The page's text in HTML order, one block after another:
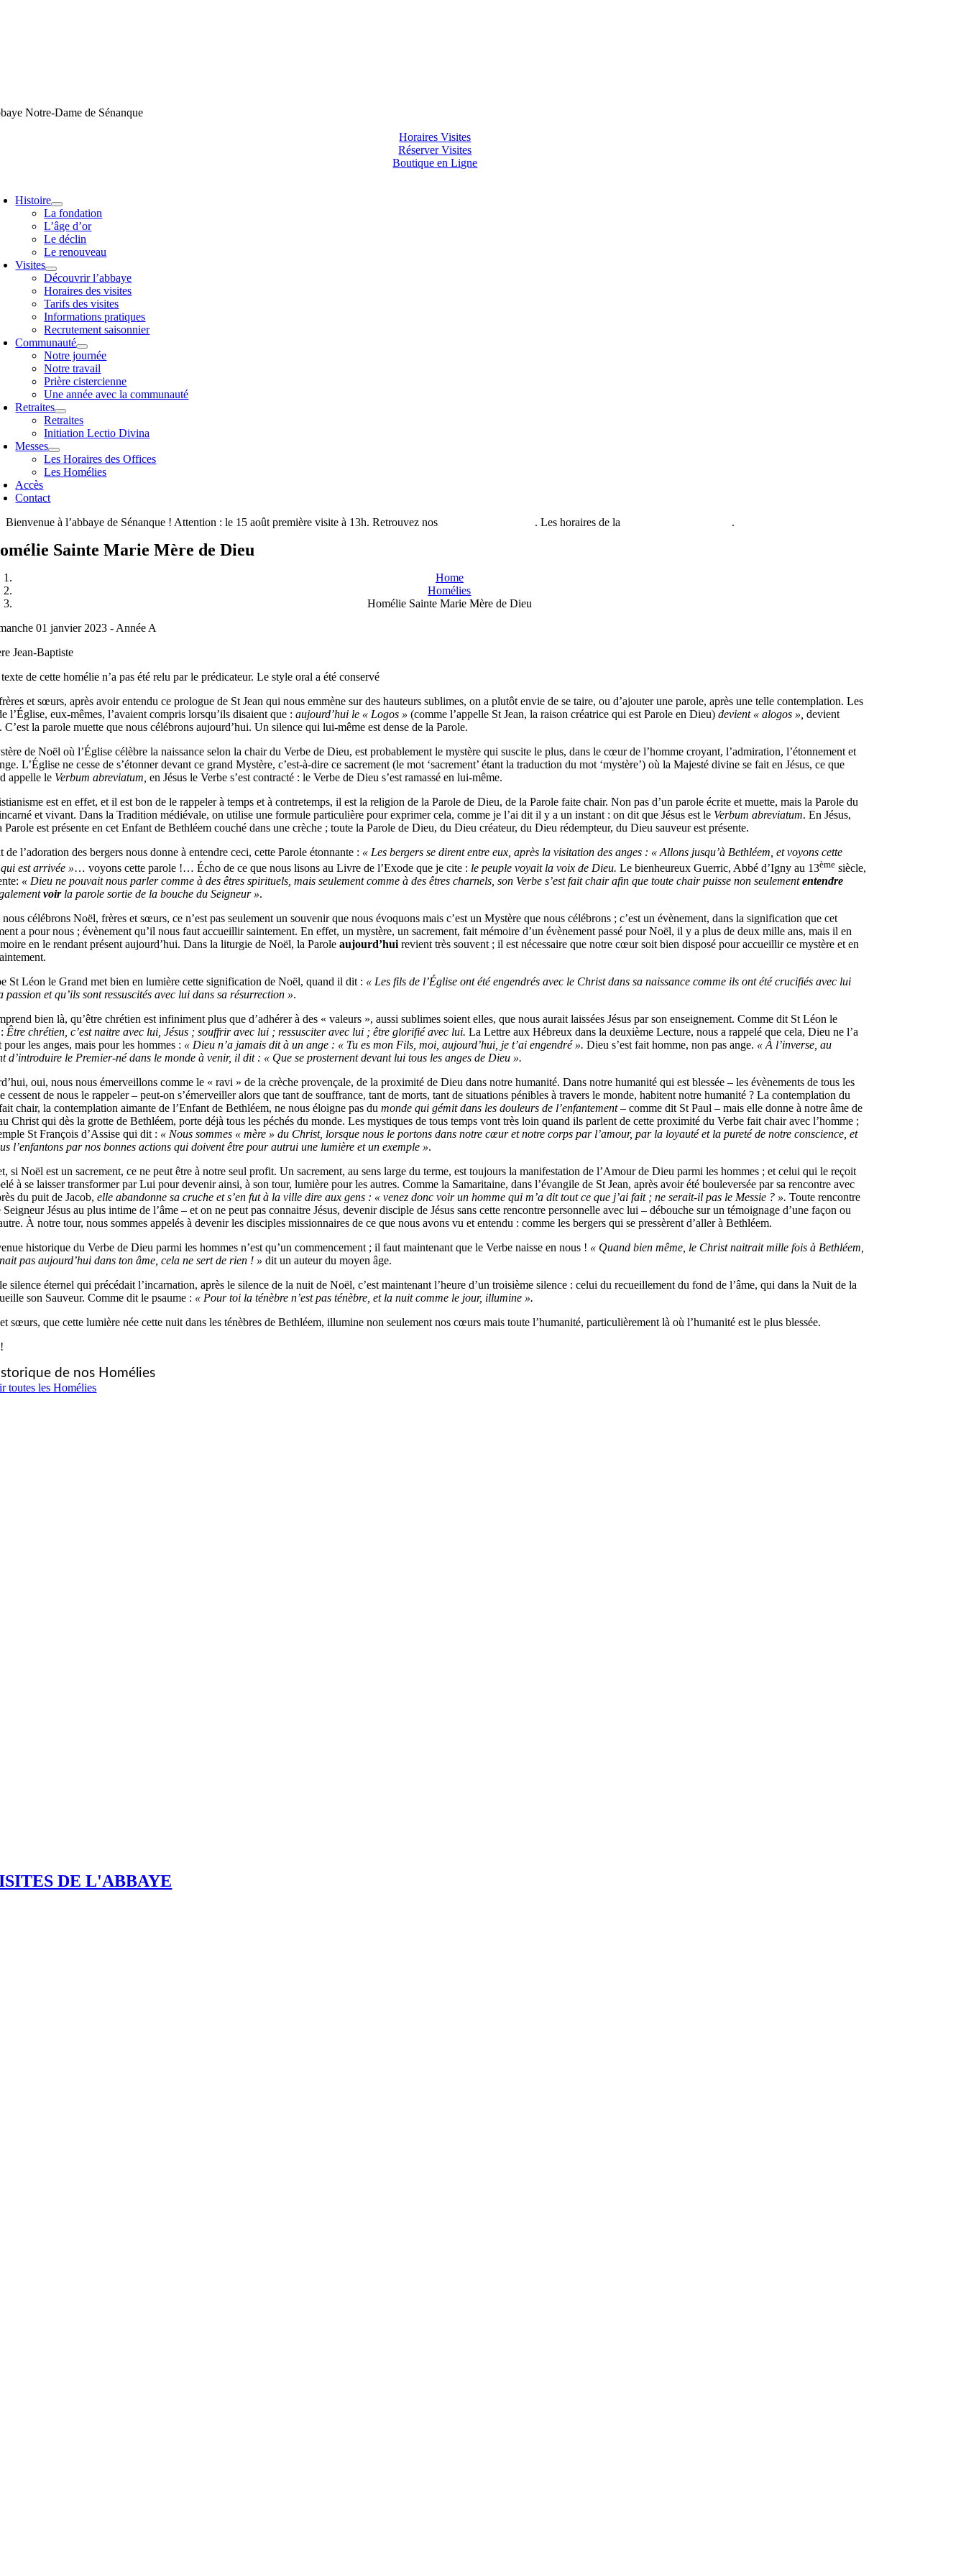
Notre-Dame de Sénanque
Horaires Visites
Réserver Visites
Boutique en Ligne
Histoire
La fondation
L’âge d’or
Le déclin
Le renouveau
Visites
Découvrir l’abbaye
Horaires des visites
Tarifs des visites
Informations pratiques
Recrutement saisonnier
Communauté
Notre journée
Notre travail
Prière cistercienne
Une année avec la communauté
Retraites
Retraites
Initiation Lectio Divina
Messes
Les Horaires des Offices
Les Homélies
Accès
Contact
Bienvenue à l’abbaye de Sénanque ! Attention : le 15 août première visite à 13h. Retrouvez nos
. Les horaires de la .
Sainte Marie Mère de Dieu
Home
Homélies
Homélie Sainte Marie Mère de Dieu
01 janvier 2023 - Année A
Jean-Baptiste
de cette homélie n’a pas été relu par le prédicateur. Le style oral a été conservé
et sœurs, après avoir entendu ce prologue de St Jean qui nous emmène sur des hauteurs sublimes, on a plutôt envie de se taire, ou d’ajouter une parole, après une telle contemplation. Les
l’Église, eux-mêmes, l’avaient compris lorsqu’ils disaient que : aujourd’hui le « Logos » (comme l’appelle St Jean, la raison créatrice qui est Parole en Dieu) devient « alogos », devient
C’est la parole muette que nous célébrons aujourd’hui. Un silence qui lui-même est dense de la Parole.
de Noël où l’Église célèbre la naissance selon la chair du Verbe de Dieu, est probablement le mystère qui suscite le plus, dans le cœur de l’homme croyant, l’admiration, l’étonnement et
L’Église ne cesse de s’étonner devant ce grand Mystère, c’est-à-dire ce sacrement (le mot ‘sacrement’ étant la traduction du mot ‘mystère’) où la Majesté divine se fait en Jésus, ce que
appelle le Verbum abreviatum, en Jésus le Verbe s’est contracté : le Verbe de Dieu s’est ramassé en lui-même.
est en effet, et il est bon de le rappeler à temps et à contretemps, il est la religion de la Parole de Dieu, de la Parole faite chair. Non pas d’un parole écrite et muette, mais la Parole du
et vivant. Dans la Tradition médiévale, on utilise une formule particulière pour exprimer cela, comme je l’ai dit il y a un instant : on dit que Jésus est le Verbum abreviatum. En Jésus,
Parole est présente en cet Enfant de Bethléem couché dans une crèche ; toute la Parole de Dieu, du Dieu créateur, du Dieu rédempteur, du Dieu sauveur est présente.
de l’adoration des bergers nous donne à entendre ceci, cette Parole étonnante : « Les bergers se dirent entre eux, après la visitation des anges : « Allons jusqu’à Bethléem, et voyons cette
est arrivée »… voyons cette parole !… Écho de ce que nous lisons au Livre de l’Exode que je cite : le peuple voyait la voix de Dieu. Le bienheureux Guerric, Abbé d’Igny au 13èmesiècle,
« Dieu ne pouvait nous parler comme à des êtres spirituels, mais seulement comme à des êtres charnels, son Verbe s’est fait chair afin que toute chair puisse non seulemententendre
voirla parole sortie de la bouche du Seigneur ».
célébrons Noël, frères et sœurs, ce n’est pas seulement un souvenir que nous évoquons mais c’est un Mystère que nous célébrons ; c’est un évènement, dans la signification que cet
a pour nous ; évènement qu’il nous faut accueillir saintement. En effet, un mystère, un sacrement, fait mémoire d’un évènement passé pour Noël, il y a plus de deux mille ans, mais il en
en le rendant présent aujourd’hui. Dans la liturgie de Noël, la Parole aujourd’huirevient très souvent ; il est nécessaire que notre cœur soit bien disposé pour accueillir ce mystère et en
St Léon le Grand met bien en lumière cette signification de Noël, quand il dit : « Les fils de l’Église ont été engendrés avec le Christ dans sa naissance comme ils ont été crucifiés avec lui
passion et qu’ils sont ressuscités avec lui dans sa résurrection ».
bien là, qu’être chrétien est infiniment plus que d’adhérer à des « valeurs », aussi sublimes soient elles, que nous aurait laissées Jésus par son enseignement. Comme dit St Léon le
Être chrétien, c’est naitre avec lui, Jésus ; souffrir avec lui ; ressusciter avec lui ; être glorifié avec lui. La Lettre aux Hébreux dans la deuxième Lecture, nous a rappelé que cela, Dieu ne l’a
pour les anges, mais pour les hommes : « Dieu n’a jamais dit à un ange : « Tu es mon Fils, moi, aujourd’hui, je t’ai engendré ». Dieu s’est fait homme, non pas ange. « À l’inverse, au
d’introduire le Premier-né dans le monde à venir, il dit : « Que se prosternent devant lui tous les anges de Dieu ».
oui, nous nous émerveillons comme le « ravi » de la crèche provençale, de la proximité de Dieu dans notre humanité. Dans notre humanité qui est blessée – les évènements de tous les
cessent de nous le rappeler – peut-on s’émerveiller alors que tant de souffrance, tant de morts, tant de situations pénibles à travers le monde, habitent notre humanité ? La contemplation du
chair, la contemplation aimante de l’Enfant de Bethléem, ne nous éloigne pas du monde qui gémit dans les douleurs de l’enfantement –comme dit St Paul – mais elle donne à notre âme de
Christ qui dès la grotte de Bethléem, porte déjà tous les péchés du monde. Les mystiques de tous temps vont très loin quand ils parlent de cette proximité du Verbe fait chair avec l’homme ;
St François d’Assise qui dit : « Nous sommes « mère » du Christ, lorsque nous le portons dans notre cœur et notre corps par l’amour, par la loyauté et la pureté de notre conscience, et
l’enfantons par nos bonnes actions qui doivent être pour autrui une lumière et un exemple ».
si Noël est un sacrement, ce ne peut être à notre seul profit. Un sacrement, au sens large du terme, est toujours la manifestation de l’Amour de Dieu parmi les hommes ; et celui qui le reçoit
à se laisser transformer par Lui pour devenir ainsi, à son tour, lumière pour les autres. Comme la Samaritaine, dans l’évangile de St Jean, après avoir été bouleversée par sa rencontre avec
du puit de Jacob, elle abandonne sa cruche et s’en fut à la ville dire aux gens : « venez donc voir un homme qui m’a dit tout ce que j’ai fait ; ne serait-il pas le Messie ? ». Toute rencontre
Seigneur Jésus au plus intime de l’âme – et on ne peut pas connaitre Jésus, devenir disciple de Jésus sans cette rencontre personnelle avec lui – débouche sur un témoignage d’une façon ou
À notre tour, nous sommes appelés à devenir les disciples missionnaires de ce que nous avons vu et entendu : comme les bergers qui se pressèrent d’aller à Bethléem.
historique du Verbe de Dieu parmi les hommes n’est qu’un commencement ; il faut maintenant que le Verbe naisse en nous ! « Quand bien même, le Christ naitrait mille fois à Bethléem,
pas aujourd’hui dans ton âme, cela ne sert de rien ! » dit un auteur du moyen âge.
silence éternel qui précédait l’incarnation, après le silence de la nuit de Noël, c’est maintenant l’heure d’un troisième silence : celui du recueillement du fond de l’âme, qui dans la Nuit de la
son Sauveur. Comme dit le psaume : « Pour toi la ténèbre n’est pas ténèbre, et la nuit comme le jour, illumine ».
sœurs, que cette lumière née cette nuit dans les ténèbres de Bethléem, illumine non seulement nos cœurs mais toute l’humanité, particulièrement là où l’humanité est le plus blessée.
de nos Homélies
toutes les Homélies
DE L'ABBAYE